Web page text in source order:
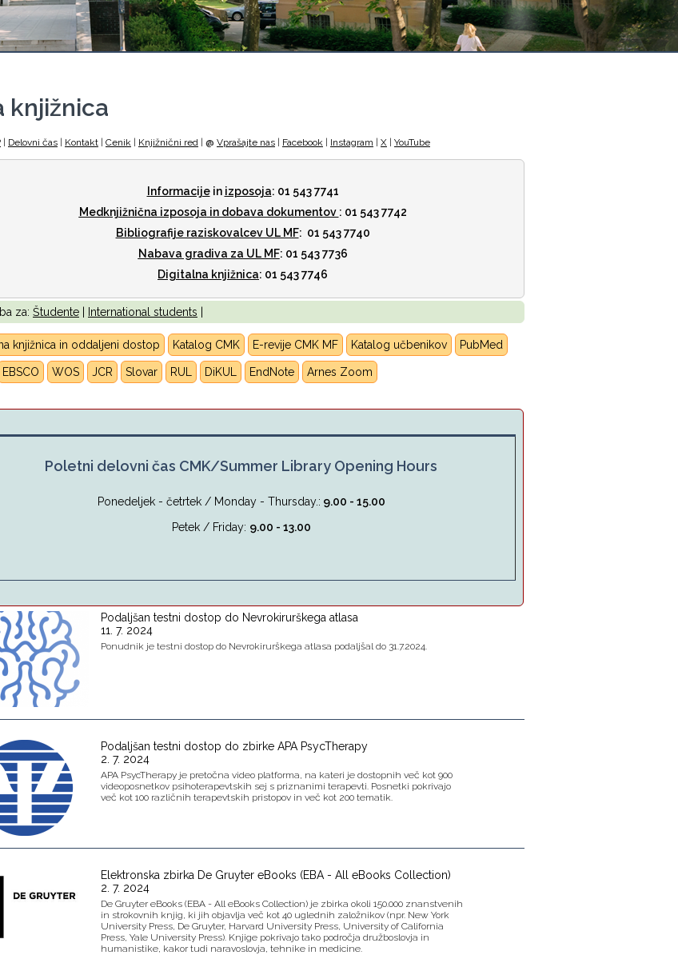
knjižnica
Delovni čas Kontakt Cenik Knjižnični red @ Vprašajte nas Facebook Instagram X YouTube
Informacijein izposoja: 01 543 7741
Medknjižnična izposoja in dobava dokumentov : 01 543 7742
Bibliografije raziskovalcev UL MF: 01 543 7740
Nabava gradiva za UL MF: 01 543 7736
Digitalna knjižnica: 01 543 7746
za: Študente International students
knjižnica in oddaljeni dostop Katalog CMK E-revije CMK MF Katalog učbenikov PubMed
EBSCO WOS JCR Slovar RUL DiKUL EndNote Arnes Zoom
Poletni delovni čas CMK/Summer Library Opening Hours
Ponedeljek - četrtek / Monday - Thursday.: 9.00 - 15.00
Petek / Friday: 9.00 - 13.00
Podaljšan testni dostop do Nevrokirurškega atlasa
11. 7. 2024
Ponudnik je testni dostop do Nevrokirurškega atlasa podaljšal do 31.7.2024.
Podaljšan testni dostop do zbirke APA PsycTherapy
2. 7. 2024
APA PsycTherapy je pretočna video platforma, na kateri je dostopnih več kot 900
videoposnetkov psihoterapevtskih sej s priznanimi terapevti. Posnetki pokrivajo
več kot 100 različnih terapevtskih pristopov in več kot 200 tematik.
Elektronska zbirka De Gruyter eBooks (EBA - All eBooks Collection)
2. 7. 2024
De Gruyter eBooks (EBA - All eBooks Collection) je zbirka okoli 150.000 znanstvenih
in strokovnih knjig, ki jih objavlja več kot 40 uglednih založnikov (npr. New York
University Press, De Gruyter, Harvard University Press, University of California
Press, Yale University Press). Knjige pokrivajo tako področja družboslovja in
humanistike, kakor tudi naravoslovja, tehnike in medicine.